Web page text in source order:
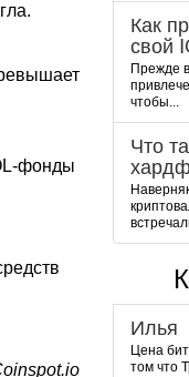
фонды
Как
свой
Прежде
чтобы...
Что
Илья
Цена
том что